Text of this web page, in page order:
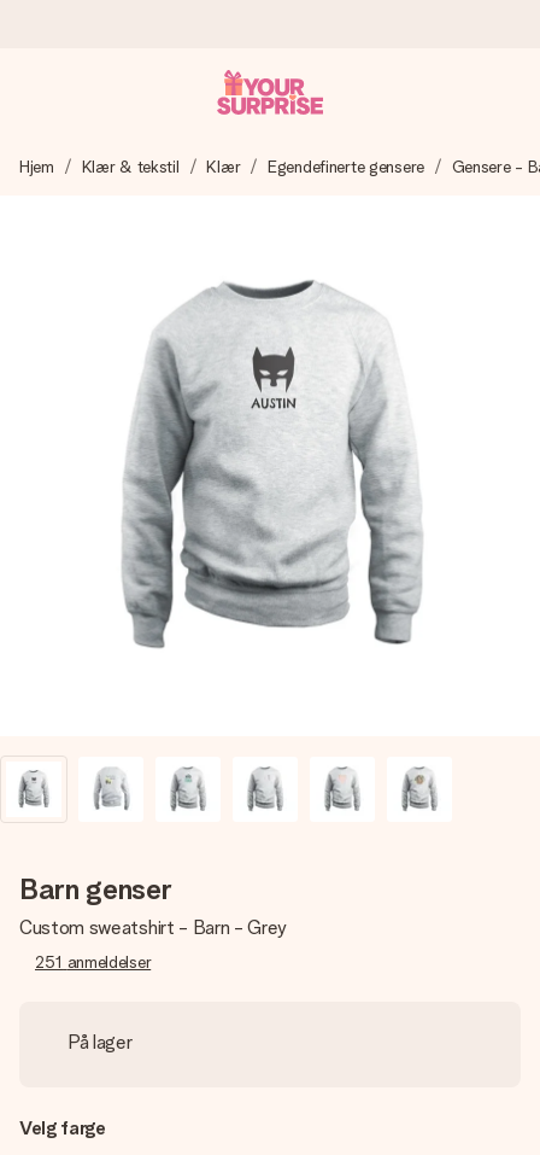
Vi lager dine gaver med omtanke og sender den avgårde så
4,5 (basert på +15 000 anmeldelser)
Gavene våre inspirerer. Kundene gir oss 4,5 på Google
Gratis kort med hilsen
Lag noe unikt med bare noen få steg - med hennes navn,
et bilde av dere eller en beskjed som virkelig berører
hjertet. Ikke noe tull, bare masse kjærlighet i øyeblikket.
Hjem Klær & tekstil Klær Egendefinerte gensere Gensere -
Barn genser
Custom sweatshirt - Barn - Grey
251 anmeldelser
På lager
Velg farge